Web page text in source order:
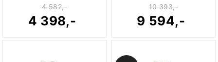
4 582,-
4 398,-
10 393,-
9 594,-